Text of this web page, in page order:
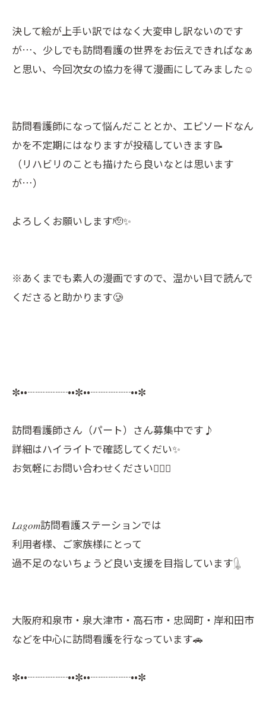
決して絵が上手い訳ではなく大変申し訳ないのです
が…、少しでも訪問看護の世界をお伝えできればなぁ
と思い、今回次女の協力を得て漫画にしてみました☺️
訪問看護師になって悩んだこととか、エピソードなん
かを不定期にはなりますが投稿していきます📝
（リハビリのことも描けたら良いなとは思います
が…）
よろしくお願いします🫡✨
※あくまでも素人の漫画ですので、温かい目で読んで
くださると助かります🥲
✼••┈┈┈┈••✼••┈┈┈┈••✼
訪問看護師さん（パート）さん募集中です♪
詳細はハイライトで確認してくだい✨
お気軽にお問い合わせください💁🏻‍♀️
𝐿𝑎𝑔𝑜𝑚訪問看護ステーションでは
利用者様、ご家族様にとって
過不足のないちょうど良い支援を目指しています𓊮
大阪府和泉市・泉大津市・高石市・忠岡町・岸和田市
などを中心に訪問看護を行なっています🚗
✼••┈┈┈┈••✼••┈┈┈┈••✼